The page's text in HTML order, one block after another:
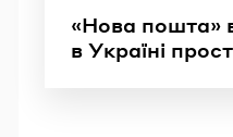
«Нова пошта»
в Україні